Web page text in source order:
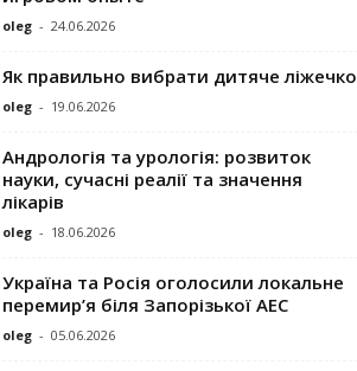
oleg - 24.06.2026
Як правильно вибрати дитяче ліжечко
oleg - 19.06.2026
Андрологія та урологія: розвиток
науки, сучасні реалії та значення
лікарів
oleg - 18.06.2026
Україна та Росія оголосили локальне
перемир’я біля Запорізької АЕС
oleg - 05.06.2026